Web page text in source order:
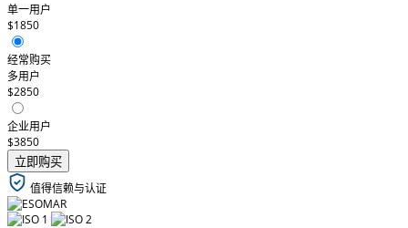
单一用户
$1850
经常购买
多用户
$2850
企业用户
$3850
立即购买
值得信赖与认证